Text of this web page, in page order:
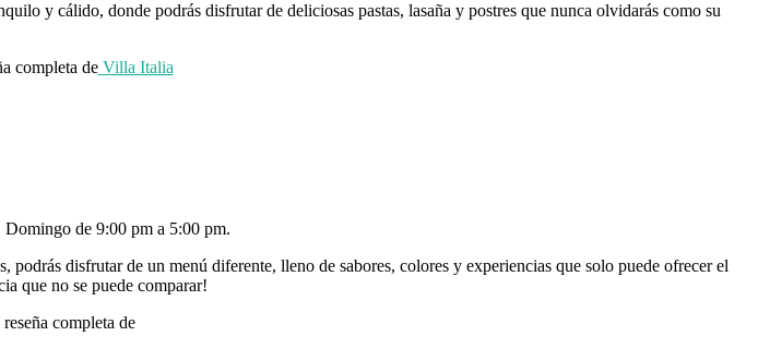
y cálido, donde podrás disfrutar de deliciosas pastas, lasaña y postres que nunca olvidarás como su
completa deVilla Italia
de 9:00 pm a 5:00 pm.
podrás disfrutar de un menú diferente, lleno de sabores, colores y experiencias que solo puede ofrecer el
que no se puede comparar!
completa de